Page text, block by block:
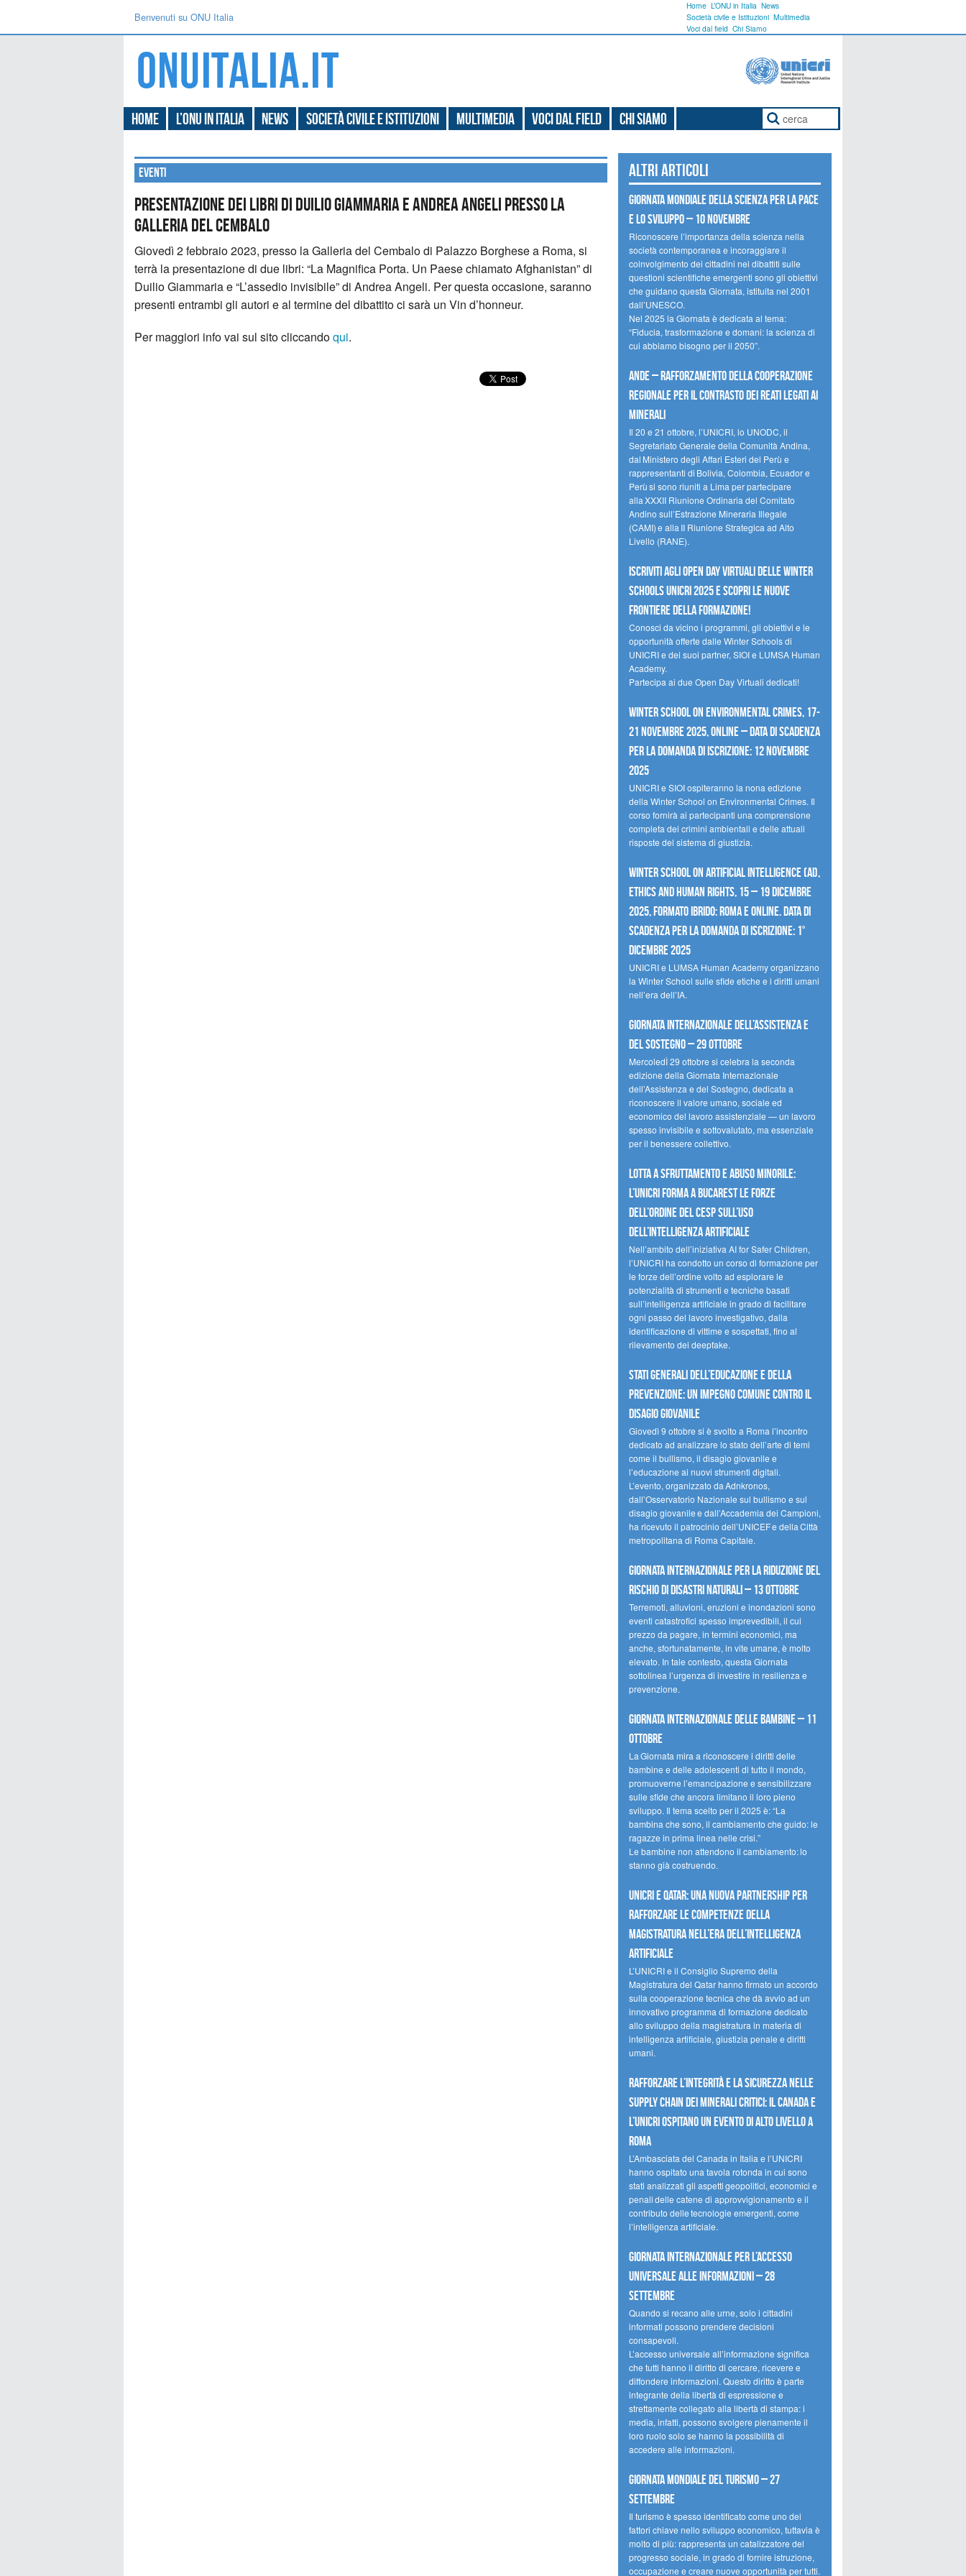
Benvenuti su ONU Italia
Home L’ONU in Italia News
Società civile e Istituzioni Multimedia
Voci dal field Chi Siamo
Home L’ONU in Italia News Società civile e Istituzioni Multimedia Voci dal field Chi Siamo
Eventi
Presentazione dei libri di Duilio Giammaria e Andrea Angeli presso la
Galleria del Cembalo
Giovedì 2 febbraio 2023, presso la Galleria del Cembalo di Palazzo Borghese a Roma, si
terrà la presentazione di due libri: “La Magnifica Porta. Un Paese chiamato Afghanistan” di
Duilio Giammaria e “L’assedio invisibile” di Andrea Angeli. Per questa occasione, saranno
presenti entrambi gli autori e al termine del dibattito ci sarà un Vin d’honneur.
Per maggiori info vai sul sito cliccandoqui.
Altri articoli
Giornata mondiale della scienza per la pace
e lo sviluppo – 10 novembre
Riconoscere l’importanza della scienza nella
società contemporanea e incoraggiare il
coinvolgimento dei cittadini nei dibattiti sulle
questioni scientifiche emergenti sono gli obiettivi
che guidano questa Giornata, istituita nel 2001
dall’UNESCO.
Nel 2025 la Giornata è dedicata al tema:
“Fiducia, trasformazione e domani: la scienza di
cui abbiamo bisogno per il 2050”.
Ande – Rafforzamento della cooperazione
regionale per il contrasto dei reati legati ai
minerali
Il 20 e 21 ottobre, l’UNICRI, lo UNODC, il
Segretariato Generale della Comunità Andina,
dal Ministero degli Affari Esteri del Perù e
rappresentanti di Bolivia, Colombia, Ecuador e
Perù si sono riuniti a Lima per partecipare
alla XXXII Riunione Ordinaria del Comitato
Andino sull’Estrazione Mineraria Illegale
(CAMI) e alla II Riunione Strategica ad Alto
Livello (RANE).
Iscriviti agli Open Day Virtuali delle Winter
Schools UNICRI 2025 e scopri le nuove
frontiere della formazione!
Conosci da vicino i programmi, gli obiettivi e le
opportunità offerte dalle Winter Schools di
UNICRI e dei suoi partner, SIOI e LUMSA Human
Academy.
Partecipa ai due Open Day Virtuali dedicati!
Winter School on Environmental Crimes, 17-
21 novembre 2025, Online – Data di scadenza
per la domanda di iscrizione: 12 novembre
2025
UNICRI e SIOI ospiteranno la nona edizione
della Winter School on Environmental Crimes. Il
corso fornirà ai partecipanti una comprensione
completa dei crimini ambientali e delle attuali
risposte del sistema di giustizia.
Winter School on Artificial Intelligence (AI),
Ethics and Human Rights, 15 – 19 dicembre
2025, Formato Ibrido: Roma e online. Data di
scadenza per la domanda di iscrizione: 1°
dicembre 2025
UNICRI e LUMSA Human Academy organizzano
la Winter School sulle sfide etiche e i diritti umani
nell’era dell’IA.
Giornata internazionale dell’assistenza e
del sostegno – 29 ottobre
MercoledÌ 29 ottobre si celebra la seconda
edizione della Giornata Internazionale
dell’Assistenza e del Sostegno, dedicata a
riconoscere il valore umano, sociale ed
economico del lavoro assistenziale — un lavoro
spesso invisibile e sottovalutato, ma essenziale
per il benessere collettivo.
Lotta a sfruttamento e abuso minorile:
l’UNICRI forma a Bucarest le forze
dell’ordine del CESP sull’uso
dell’Intelligenza Artificiale
Nell’ambito dell’iniziativa AI for Safer Children,
l’UNICRI ha condotto un corso di formazione per
le forze dell’ordine volto ad esplorare le
potenzialità di strumenti e tecniche basati
sull’intelligenza artificiale in grado di facilitare
ogni passo del lavoro investigativo, dalla
identificazione di vittime e sospettati, fino al
rilevamento dei deepfake.
Stati Generali dell’Educazione e della
Prevenzione: un impegno comune contro il
disagio giovanile
Giovedì 9 ottobre si è svolto a Roma l’incontro
dedicato ad analizzare lo stato dell’arte di temi
come il bullismo, il disagio giovanile e
l’educazione ai nuovi strumenti digitali.
L’evento, organizzato da Adnkronos,
dall’Osservatorio Nazionale sul bullismo e sul
disagio giovanile e dall’Accademia dei Campioni,
ha ricevuto il patrocinio dell’UNICEF e della Città
metropolitana di Roma Capitale.
Giornata internazionale per la riduzione del
rischio di disastri naturali – 13 ottobre
Terremoti, alluvioni, eruzioni e inondazioni sono
eventi catastrofici spesso imprevedibili, il cui
prezzo da pagare, in termini economici, ma
anche, sfortunatamente, in vite umane, è molto
elevato. In tale contesto, questa Giornata
sottolinea l’urgenza di investire in resilienza e
prevenzione.
Giornata internazionale delle bambine – 11
ottobre
La Giornata mira a riconoscere i diritti delle
bambine e delle adolescenti di tutto il mondo,
promuoverne l’emancipazione e sensibilizzare
sulle sfide che ancora limitano il loro pieno
sviluppo. Il tema scelto per il 2025 è: “La
bambina che sono, il cambiamento che guido: le
ragazze in prima linea nelle crisi.”
Le bambine non attendono il cambiamento: lo
stanno già costruendo.
UNICRI e Qatar: una nuova partnership per
rafforzare le competenze della
magistratura nell’era dell’intelligenza
artificiale
L’UNICRI e il Consiglio Supremo della
Magistratura del Qatar hanno firmato un accordo
sulla cooperazione tecnica che dà avvio ad un
innovativo programma di formazione dedicato
allo sviluppo della magistratura in materia di
intelligenza artificiale, giustizia penale e diritti
umani.
Rafforzare l’integrità e la sicurezza nelle
supply chain dei minerali critici: il Canada e
l’UNICRI ospitano un evento di alto livello a
Roma
L’Ambasciata del Canada in Italia e l’UNICRI
hanno ospitato una tavola rotonda in cui sono
stati analizzati gli aspetti geopolitici, economici e
penali delle catene di approvvigionamento e il
contributo delle tecnologie emergenti, come
l’intelligenza artificiale.
Giornata internazionale per l’accesso
universale alle informazioni – 28
settembre
Quando si recano alle urne, solo i cittadini
informati possono prendere decisioni
consapevoli.
L’accesso universale all’informazione significa
che tutti hanno il diritto di cercare, ricevere e
diffondere informazioni. Questo diritto è parte
integrante della libertà di espressione e
strettamente collegato alla libertà di stampa: i
media, infatti, possono svolgere pienamente il
loro ruolo solo se hanno la possibilità di
accedere alle informazioni.
Giornata mondiale del turismo – 27
settembre
Il turismo è spesso identificato come uno dei
fattori chiave nello sviluppo economico, tuttavia è
molto di più: rappresenta un catalizzatore del
progresso sociale, in grado di fornire istruzione,
occupazione e creare nuove opportunità per tutti.